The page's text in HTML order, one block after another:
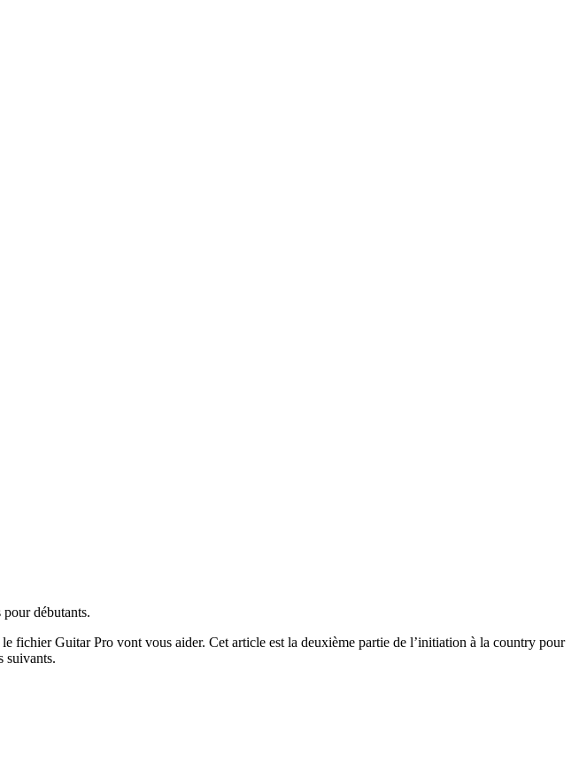
débutants.
fichier Guitar Pro vont vous aider. Cet article est la deuxième partie de l’initiation à la country pour
suivants.